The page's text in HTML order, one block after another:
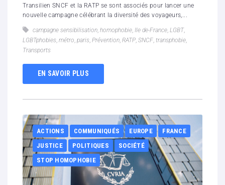
Transilien SNCF et la RATP se sont associés pour lancer une
nouvelle campagne célébrant la diversité des voyageurs,...
campagne sensibilisation, homophobie, Ile de-France, LGBT,
LGBTphobies, métro, paris, Prévention, RATP, SNCF, transphobie,
Transports
EN SAVOIR PLUS
ACTIONS COMMUNIQUÉS EUROPE
FRANCE
JUSTICE
POLITIQUES
SOCIÉTÉ
STOP HOMOPHOBIE